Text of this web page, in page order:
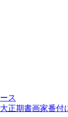
ス
正期書画家番付